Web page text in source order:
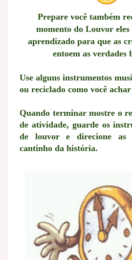
Prepare você também
momento do Louvor
aprendizado para que as
entoem as verdades
Use alguns instrumentos
ou reciclado como você
Quando terminar mostre o
de atividade, guarde os
de louvor e direcione as
cantinho da história.